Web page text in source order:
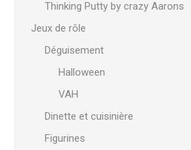
Thinking Putty by crazy Aarons
Jeux de rôle
Déguisement
Halloween
VAH
Dinette et cuisinière
Figurines